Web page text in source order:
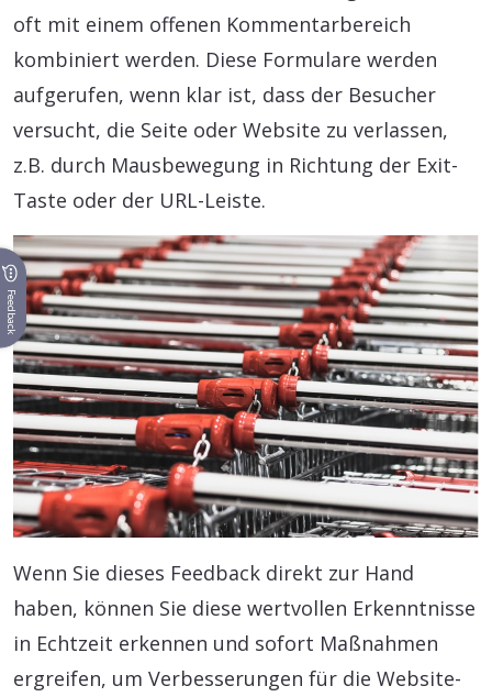
oft mit einem offenen Kommentarbereich
kombiniert werden. Diese Formulare werden
aufgerufen, wenn klar ist, dass der Besucher
versucht, die Seite oder Website zu verlassen,
z.B. durch Mausbewegung in Richtung der Exit-
Taste oder der URL-Leiste.
Wenn Sie dieses Feedback direkt zur Hand
haben, können Sie diese wertvollen Erkenntnisse
in Echtzeit erkennen und sofort Maßnahmen
ergreifen, um Verbesserungen für die Website-
Feedback